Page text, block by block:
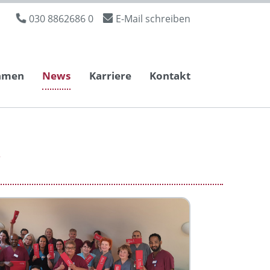
030 8862686 0 E-Mail schreiben
News Karriere Kontakt